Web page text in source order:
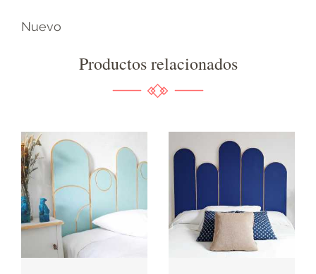
Nuevo
Productos relacionados